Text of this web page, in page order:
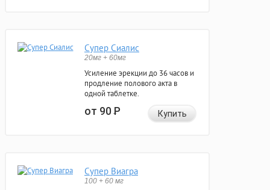
Супер Сиалис
20мг + 60мг
Усиление эрекции до 36 часов и
продление полового акта в
одной таблетке.
от 90Р Купить
Супер Виагра
100 + 60 мг